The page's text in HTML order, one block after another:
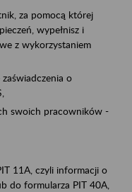
za pomocą której
wypełnisz i
z wykorzystaniem
o
swoich pracowników -
11A, czyli informacji o
do formularza PIT 40A,